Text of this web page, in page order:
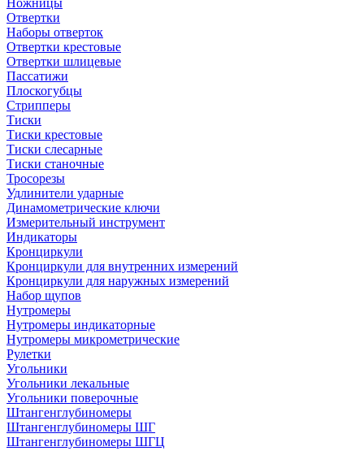
Ножницы
Отвертки
Наборы отверток
Отвертки крестовые
Отвертки шлицевые
Пассатижи
Плоскогубцы
Стрипперы
Тиски
Тиски крестовые
Тиски слесарные
Тиски станочные
Тросорезы
Удлинители ударные
Динамометрические ключи
Измерительный инструмент
Индикаторы
Кронциркули
Кронциркули для внутренних измерений
Кронциркули для наружных измерений
Набор щупов
Нутромеры
Нутромеры индикаторные
Нутромеры микрометрические
Рулетки
Угольники
Угольники лекальные
Угольники поверочные
Штангенглубиномеры
Штангенглубиномеры ШГ
Штангенглубиномеры ШГЦ